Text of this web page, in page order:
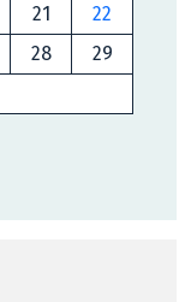
21
22
28
29